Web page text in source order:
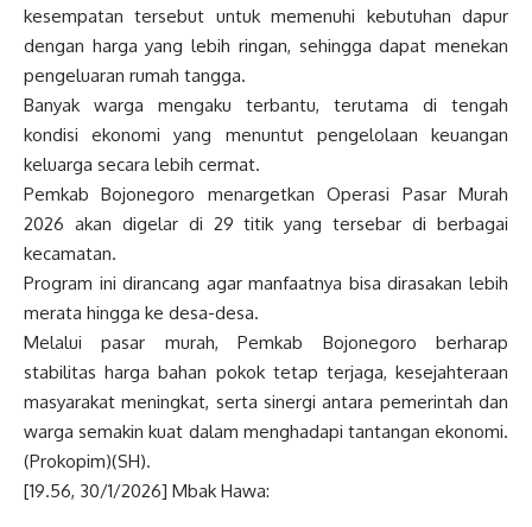
kesempatan tersebut untuk memenuhi kebutuhan dapur
dengan harga yang lebih ringan, sehingga dapat menekan
pengeluaran rumah tangga.
Banyak warga mengaku terbantu, terutama di tengah
kondisi ekonomi yang menuntut pengelolaan keuangan
keluarga secara lebih cermat.
Pemkab Bojonegoro menargetkan Operasi Pasar Murah
2026 akan digelar di 29 titik yang tersebar di berbagai
kecamatan.
Program ini dirancang agar manfaatnya bisa dirasakan lebih
merata hingga ke desa-desa.
Melalui pasar murah, Pemkab Bojonegoro berharap
stabilitas harga bahan pokok tetap terjaga, kesejahteraan
masyarakat meningkat, serta sinergi antara pemerintah dan
warga semakin kuat dalam menghadapi tantangan ekonomi.
(Prokopim)(SH).
[19.56, 30/1/2026] Mbak Hawa: